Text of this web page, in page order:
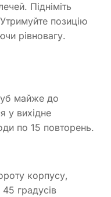
Підніміть
Утримуйте позицію
рівновагу.
майже до
у вихідне
по 15 повторень.
корпусу,
45 градусів